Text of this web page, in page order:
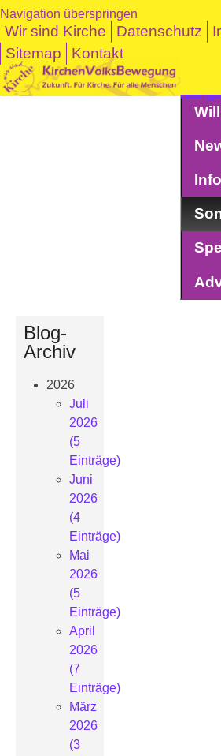
Navigation überspringen
Wir sind Kirche Datenschutz
Sitemap
Kontakt
Navigation
Blog-
Archiv
2026
Juli
2026
(5
Einträge)
Juni
2026
(4
Einträge)
Mai
2026
(5
Einträge)
April
2026
(7
Einträge)
März
2026
(3